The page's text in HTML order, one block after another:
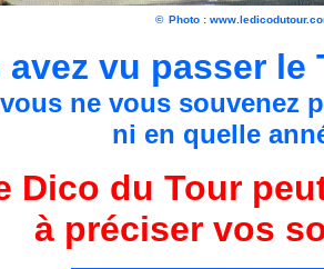
© Photo :
avez vu passer le
ne vous souvenez
ni en quelle
Dico du Tour
à préciser vos